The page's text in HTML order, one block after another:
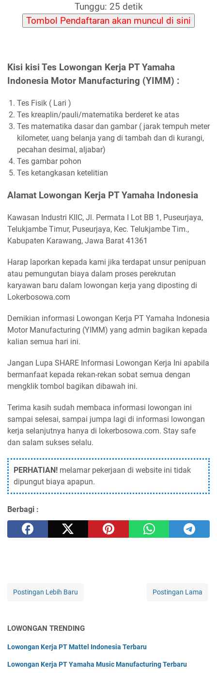
Tunggu: 24 detik
Tombol Pendaftaran akan muncul di sini
Kisi kisi Tes Lowongan Kerja PT Yamaha
Indonesia Motor Manufacturing (YIMM) :
Tes Fisik ( Lari )
Tes kreaplin/pauli/matematika berderet ke atas
Tes matematika dasar dan gambar ( jarak tempuh meter
kilometer, uang belanja yang di tambah dan di kurangi,
pecahan desimal, aljabar)
Tes gambar pohon
Tes ketangkasan ketelitian
Alamat Lowongan Kerja PT Yamaha Indonesia
Kawasan Industri KIIC, Jl. Permata I Lot BB 1, Puseurjaya,
Telukjambe Timur, Puseurjaya, Kec. Telukjambe Tim.,
Kabupaten Karawang, Jawa Barat 41361
Harap laporkan kepada kami jika terdapat unsur penipuan
atau pemungutan biaya dalam proses perekrutan
karyawan baru dalam lowongan kerja yang diposting di
Lokerbosowa.com
Demikian informasi Lowongan Kerja PT Yamaha Indonesia
Motor Manufacturing (YIMM) yang admin bagikan kepada
kalian semua hari ini.
Jangan Lupa SHARE Informasi Lowongan Kerja Ini apabila
bermanfaat kepada rekan-rekan sobat semua dengan
mengklik tombol bagikan dibawah ini.
Terima kasih sudah membaca informasi lowongan ini
sampai selesai, sampai jumpa lagi di informasi lowongan
kerja selanjutnya hanya di lokerbosowa.com. Stay safe
dan salam sukses selalu.
PERHATIAN! melamar pekerjaan di website ini tidak
dipungut biaya apapun.
Berbagi :
Postingan Lebih Baru Postingan Lama
LOWONGAN TRENDING
Lowongan Kerja PT Mattel Indonesia Terbaru
Lowongan Kerja PT Yamaha Music Manufacturing Terbaru